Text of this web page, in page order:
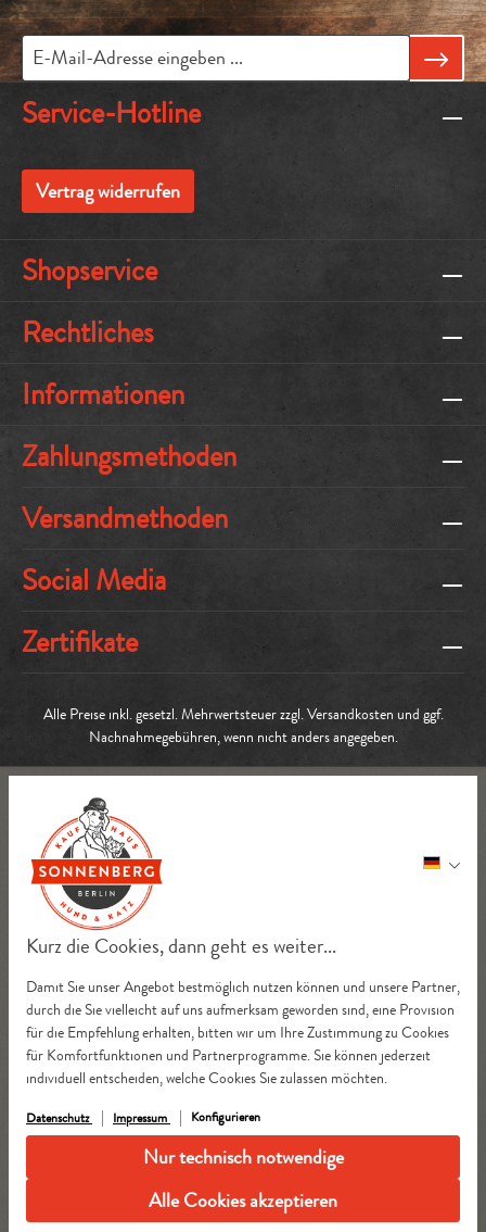
Kurz die Cookies, dann geht es weiter...
Damit Sie unser Angebot bestmöglich nutzen können und unsere Partner,
durch die Sie vielleicht auf uns aufmerksam geworden sind, eine Provision
für die Empfehlung erhalten, bitten wir um Ihre Zustimmung zu Cookies
für Komfortfunktionen und Partnerprogramme. Sie können jederzeit
individuell entscheiden, welche Cookies Sie zulassen möchten.
Datenschutz Impressum Konfigurieren
Nur technisch notwendige
Alle Cookies akzeptieren
Service-Hotline
Vertrag widerrufen
Shopservice
Rechtliches
Informationen
Zahlungsmethoden
Versandmethoden
Social Media
Zertifikate
Alle Preise inkl. gesetzl. Mehrwertsteuer zzgl.Versandkosten und ggf.
Nachnahmegebühren, wenn nicht anders angegeben.